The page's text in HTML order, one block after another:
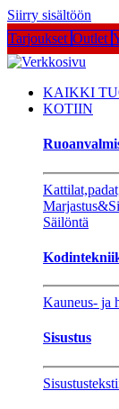
Siirry sisältöön
Tarjoukset Outlet
KAIKKI
KOTIIN
Säilöntä
Kauneus- ja
Sisustus